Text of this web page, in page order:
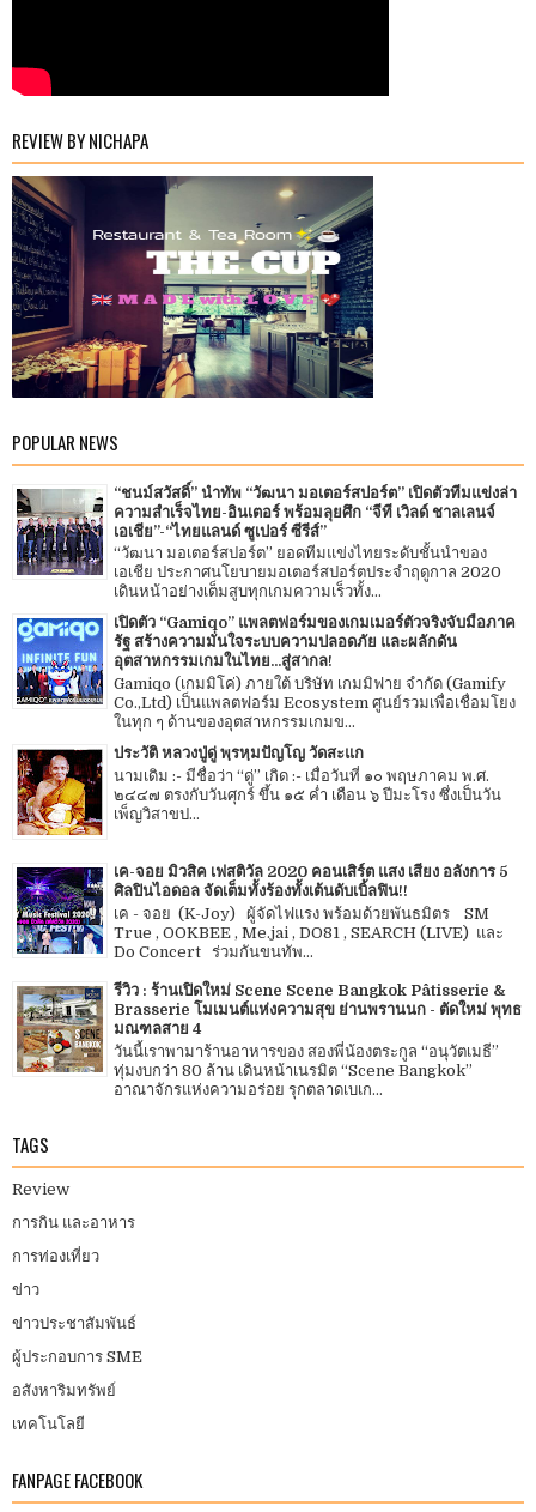
REVIEW BY NICHAPA
POPULAR NEWS
“ชนม์สวัสดิ์” นำทัพ “วัฒนา มอเตอร์สปอร์ต” เปิดตัวทีมแข่งล่า
ความสำเร็จไทย-อินเตอร์ พร้อมลุยศึก “จีที เวิลด์ ชาลเลนจ์
เอเชีย”-“ไทยแลนด์ ซูเปอร์ ซีรีส์”
“วัฒนา มอเตอร์สปอร์ต” ยอดทีมแข่งไทยระดับชั้นนำของ
เอเชีย ประกาศนโยบายมอเตอร์สปอร์ตประจำฤดูกาล 2020
เดินหน้าอย่างเต็มสูบทุกเกมความเร็วทั้ง...
เปิดตัว “Gamiqo” แพลตฟอร์มของเกมเมอร์ตัวจริงจับมือภาค
รัฐ สร้างความมั่นใจระบบความปลอดภัย และผลักดัน
อุตสาหกรรมเกมในไทย...สู่สากล!
Gamiqo (เกมมิโค่) ภายใต้ บริษัท เกมมิฟาย จำกัด (Gamify
Co.,Ltd) เป็นแพลตฟอร์ม Ecosystem ศูนย์รวมเพื่อเชื่อมโยง
ในทุก ๆ ด้านของอุตสาหกรรมเกมข...
ประวัติ หลวงปู่ดู่ พฺรหฺมปัญโญ วัดสะแก
นามเดิม :- มีชื่อว่า “ดู่” เกิด :- เมื่อวันที่ ๑๐ พฤษภาคม พ.ศ.
๒๔๔๗ ตรงกับวันศุกร์ ขึ้น ๑๕ ค่ำ เดือน ๖ ปีมะโรง ซึ่งเป็นวัน
เพ็ญวิสาขป...
เค-จอย มิวสิค เฟสติวัล 2020 คอนเสิร์ต แสง เสียง อลังการ 5
ศิลปินไอดอล จัดเต็มทั้งร้องทั้งเต้นดับเบิ้ลฟิน!!
เค - จอย (K-Joy) ผู้จัดไฟแรง พร้อมด้วยพันธมิตร SM
True , OOKBEE , Me.jai , DO81 , SEARCH (LIVE) และ
Do Concert ร่วมกันขนทัพ...
รีวิว : ร้านเปิดใหม่ Scene Scene Bangkok Pâtisserie &
Brasserie โมเมนต์แห่งความสุข ย่านพรานนก - ตัดใหม่ พุทธ
มณฑลสาย 4
วันนี้เราพามาร้านอาหารของ สองพี่น้องตระกูล “อนุวัตเมธี”
ทุ่มงบกว่า 80 ล้าน เดินหน้าเนรมิต “Scene Bangkok”
อาณาจักรแห่งความอร่อย รุกตลาดเบเก...
TAGS
Review
การกิน และอาหาร
การท่องเที่ยว
ข่าว
ข่าวประชาสัมพันธ์
ผู้ประกอบการ SME
อสังหาริมทรัพย์
เทคโนโลยี
FANPAGE FACEBOOK